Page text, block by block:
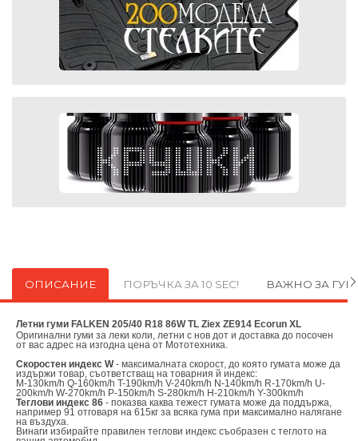
ОПИСАНИЕ ПОРЪЧКА ЗА 10 SEC! ВАЖНО ЗА
Летни гуми FALKEN 205/40 R18 86W TL Ziex ZE914 Ecorun XL
Оригинални гуми за леки коли, летни с нов дот и доставка до посочен
от вас адрес на изгодна цена от Мототехника.
Скоростен индекс W- максималната скорост, до която гумата може да
издържи товар, съответстващ на товарния й индекс:
M-130km/h Q-160km/h T-190km/h V-240km/h N-140km/h R-170km/h U-
200km/h W-270km/h P-150km/h S-280km/h H-210km/h Y-300km/h
Теглови индекс 86 - показва каква тежест гумата може да поддържа,
например 91 отговаря на 615кг за всяка гума при максимално налягане
на въздуха.
Винаги избирайте правилен теглови индекс съобразен с теглото на